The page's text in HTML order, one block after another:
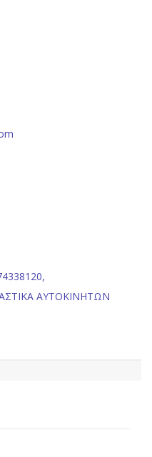
ΑΥΤΟΚΙΝΗΤΩΝ